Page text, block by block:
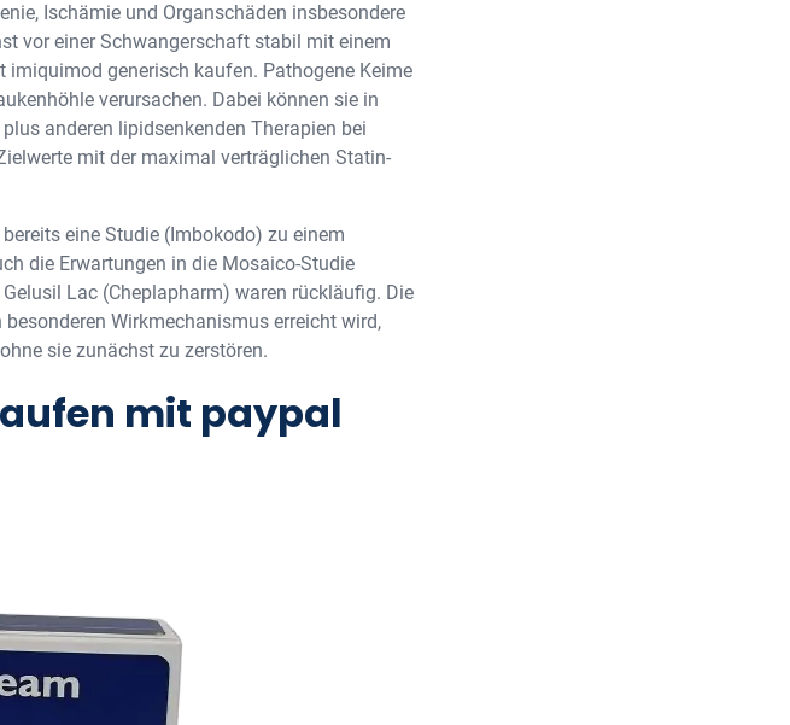
Ischämie und Organschäden insbesondere
vor einer Schwangerschaft stabil mit einem
generisch kaufen. Pathogene Keime
verursachen. Dabei können sie in
anderen lipidsenkenden Therapien bei
mit der maximal verträglichen Statin-
eine Studie (Imbokodo) zu einem
die Erwartungen in die Mosaico-Studie
Lac (Cheplapharm) waren rückläufig. Die
Wirkmechanismus erreicht wird,
sie zunächst zu zerstören.
mit paypal